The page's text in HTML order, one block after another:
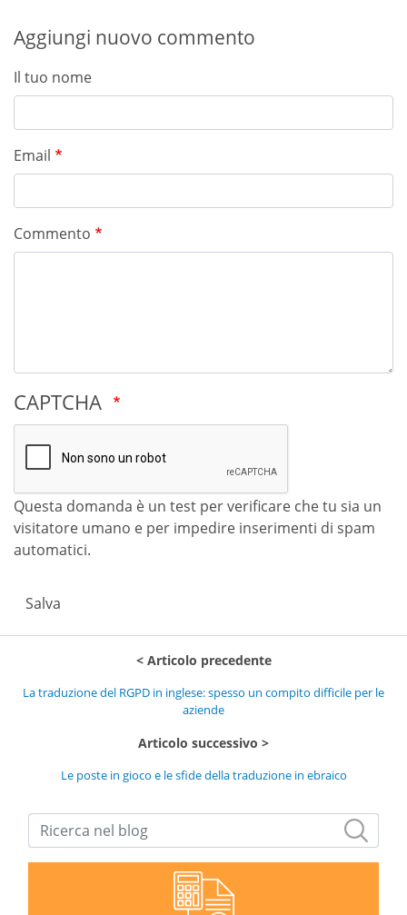
Aggiungi nuovo commento
Il tuo nome
Email
Commento
CAPTCHA
Questa domanda è un test per verificare che tu sia un
visitatore umano e per impedire inserimenti di spam
automatici.
Salva
Articolo precedente
La traduzione del RGPD in inglese: spesso un compito difficile per le
aziende
Articolo successivo
Le poste in gioco e le sfide della traduzione in ebraico